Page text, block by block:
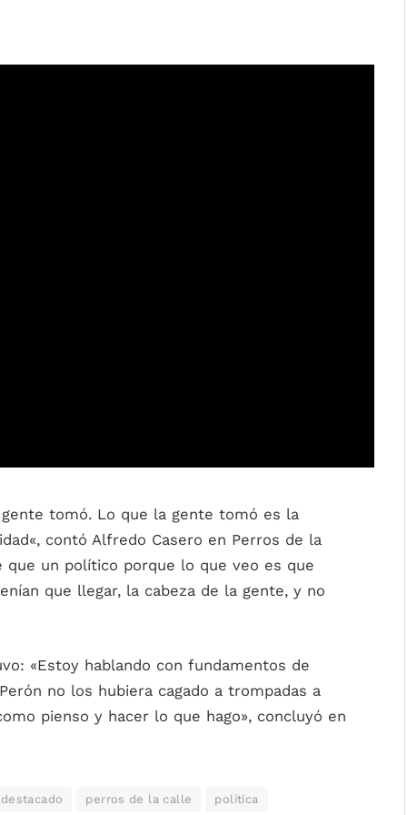
tomó. Lo que la gente tomó es la
«, contó Alfredo Casero en Perros de la
que un político porque lo que veo es que
que llegar, la cabeza de la gente, y no
«Estoy hablando con fundamentos de
no los hubiera cagado a trompadas a
pienso y hacer lo que hago», concluyó en
destacado perros de la calle política